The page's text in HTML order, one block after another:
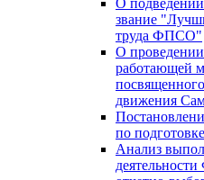
звание
труда ФПСО"
О
работающей
движения
по
Анализ